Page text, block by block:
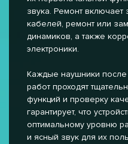
звука. Ремонт
кабелей, ремонт или
динамиков, а также
электроники.
Каждые наушники
работ проходят
функций и проверку
гарантирует, что
оптимальному уровню
и ясный звук для их